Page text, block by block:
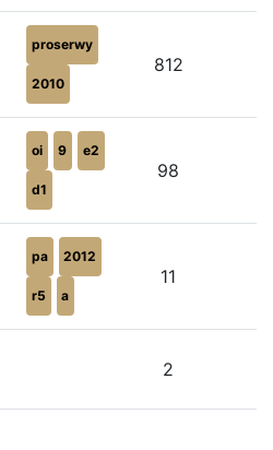
proserwy
2010
812
oi 9 e2
d1
98
pa 2012
r5 a
11
2